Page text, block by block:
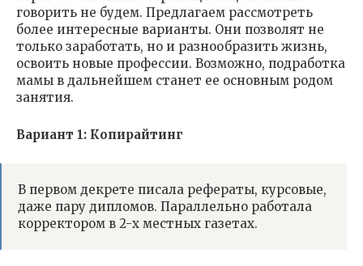
говорить не будем. Предлагаем рассмотреть
более интересные варианты. Они позволят не
только заработать, но и разнообразить жизнь,
освоить новые профессии. Возможно, подработка
мамы в дальнейшем станет ее основным родом
занятия.
Вариант 1: Копирайтинг
В первом декрете писала рефераты, курсовые,
даже пару дипломов. Параллельно работала
корректором в 2-х местных газетах.